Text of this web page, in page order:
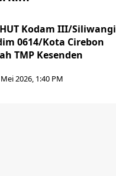
Kodam III/Siliwangi
0614/Kota Cirebon
TMP Kesenden
2026, 1:40 PM